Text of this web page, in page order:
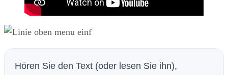
Hören Sie den Text (oder lesen Sie ihn),